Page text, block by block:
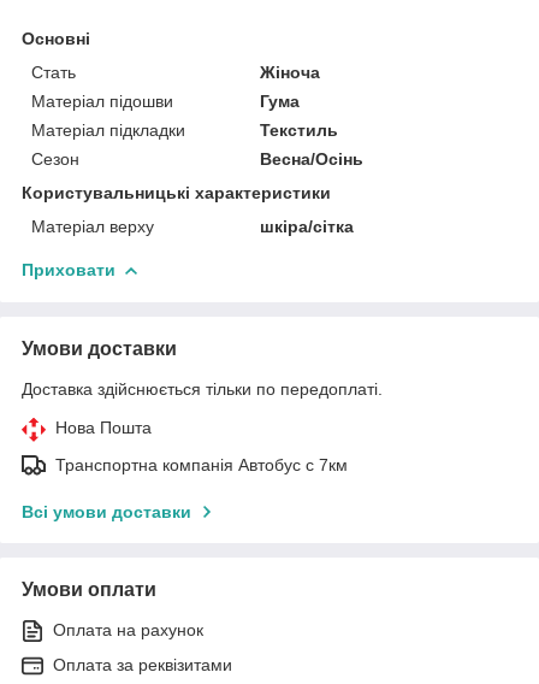
Основні
Стать
Жіноча
Матеріал підошви
Гума
Матеріал підкладки
Текстиль
Сезон
Весна/Осінь
Користувальницькі характеристики
Матеріал верху
шкіра/сітка
Приховати
Умови доставки
Доставка здійснюється тільки по передоплаті.
Нова Пошта
Транспортна компанія Автобус с 7км
Всі умови доставки
Умови оплати
Оплата на рахунок
Оплата за реквізитами